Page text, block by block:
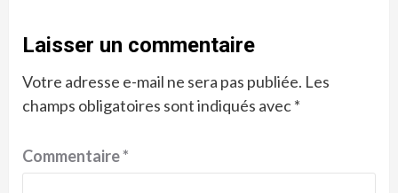
Laisser un commentaire
Votre adresse e-mail ne sera pas publiée. Les
champs obligatoires sont indiqués avec*
Commentaire*